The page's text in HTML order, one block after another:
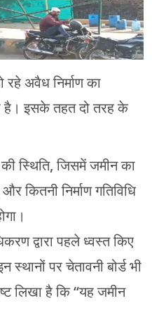
अवैध निर्माण का
है। इसके तहत दो तरह के
की स्थिति, जिसमें जमीन का
कितनी निर्माण गतिविधि
द्वारा पहले ध्वस्त किए
स्थानों पर चेतावनी बोर्ड भी
लिखा है कि “यह जमीन